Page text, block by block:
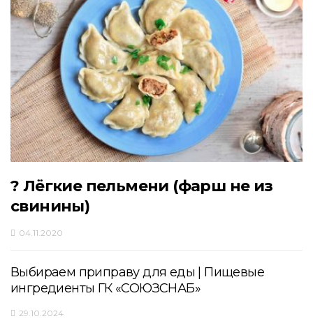
? Лёгкие пельмени (фарш не из
свинины)
04.11.2020
Выбираем приправу для еды | Пищевые
ингредиенты ГК «СОЮЗСНАБ»
29.10.2024